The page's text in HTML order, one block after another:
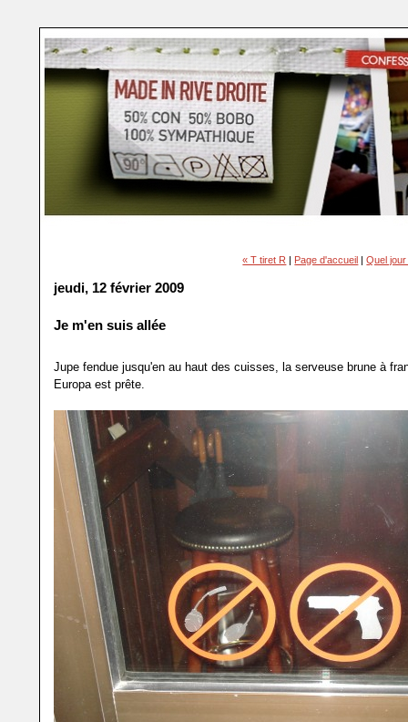
« T tiret R | Page d'accueil |Quel
jeudi, 12 février 2009
Je m'en suis allée
Jupe fendue jusqu'en au haut des cuisses, la serveuse brune à
Europa est prête.